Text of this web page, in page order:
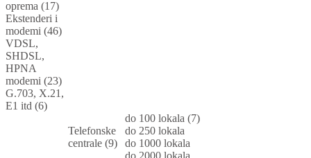
oprema (17)
Ekstenderi i
modemi (46)
VDSL,
SHDSL,
HPNA
modemi (23)
G.703, X.21,
E1 itd (6)
Telefonske
centrale (9)
do 100 lokala (7)
do 250 lokala
do 1000 lokala